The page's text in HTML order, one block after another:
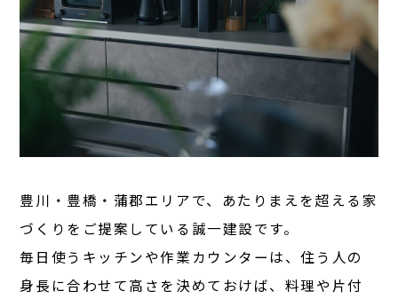
豊川・豊橋・蒲郡エリアで、あたりまえを超える家
づくりをご提案している誠一建設です。
毎日使うキッチンや作業カウンターは、住う人の
身長に合わせて高さを決めておけば、料理や片付